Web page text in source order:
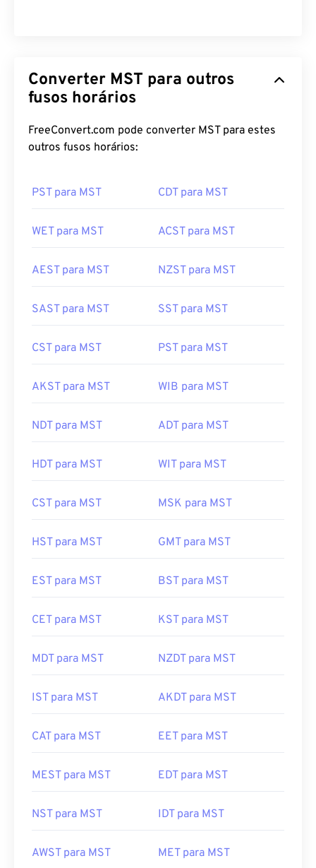
Converter MST para outros
fusos horários
FreeConvert.com pode converter MST para estes
outros fusos horários:
PST para MST CDT para MST
WET para MST ACST para MST
AEST para MST NZST para MST
SAST para MST SST para MST
CST para MST PST para MST
AKST para MST WIB para MST
NDT para MST ADT para MST
HDT para MST WIT para MST
CST para MST MSK para MST
HST para MST GMT para MST
EST para MST BST para MST
CET para MST KST para MST
MDT para MST NZDT para MST
IST para MST AKDT para MST
CAT para MST EET para MST
MEST para MST EDT para MST
NST para MST IDT para MST
AWST para MST MET para MST